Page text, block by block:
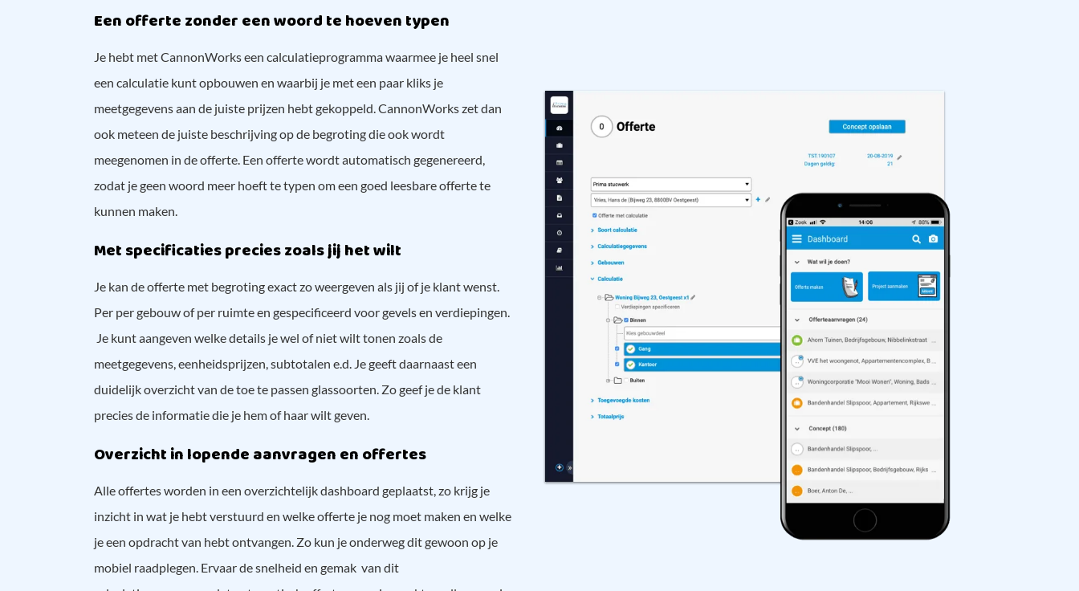
Een offerte zonder een woord te hoeven typen
Je hebt met CannonWorks een calculatieprogramma waarmee je heel snel
een calculatie kunt opbouwen en waarbij je met een paar kliks je
meetgegevens aan de juiste prijzen hebt gekoppeld. CannonWorks zet dan
ook meteen de juiste beschrijving op de begroting die ook wordt
meegenomen in de offerte. Een offerte wordt automatisch gegenereerd,
zodat je geen woord meer hoeft te typen om een goed leesbare offerte te
kunnen maken.
Met specificaties precies zoals jij het wilt
Je kan de offerte met begroting exact zo weergeven als jij of je klant wenst.
Per per gebouw of per ruimte en gespecificeerd voor gevels en verdiepingen.
Je kunt aangeven welke details je wel of niet wilt tonen zoals de
meetgegevens, eenheidsprijzen, subtotalen e.d. Je geeft daarnaast een
duidelijk overzicht van de toe te passen glassoorten. Zo geef je de klant
precies de informatie die je hem of haar wilt geven.
Overzicht in lopende aanvragen en offertes
Alle offertes worden in een overzichtelijk dashboard geplaatst, zo krijg je
inzicht in wat je hebt verstuurd en welke offerte je nog moet maken en welke
je een opdracht van hebt ontvangen. Zo kun je onderweg dit gewoon op je
mobiel raadplegen. Ervaar de snelheid en gemak van dit